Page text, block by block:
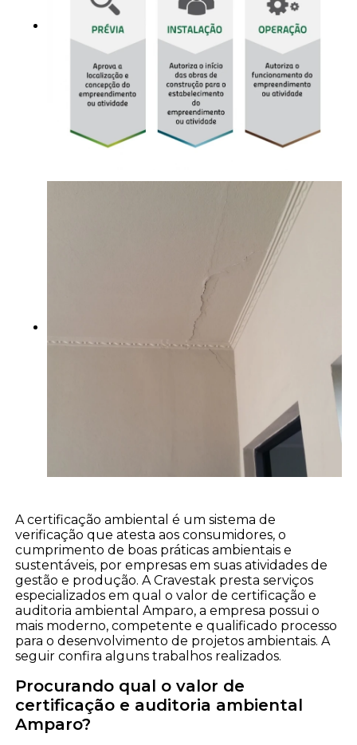
A certificação ambiental é um sistema de
verificação que atesta aos consumidores, o
cumprimento de boas práticas ambientais e
sustentáveis, por empresas em suas atividades de
gestão e produção. A Cravestak presta serviços
especializados em qual o valor de certificação e
auditoria ambiental Amparo, a empresa possui o
mais moderno, competente e qualificado processo
para o desenvolvimento de projetos ambientais. A
seguir confira alguns trabalhos realizados.
Procurando qual o valor de
certificação e auditoria ambiental
Amparo?